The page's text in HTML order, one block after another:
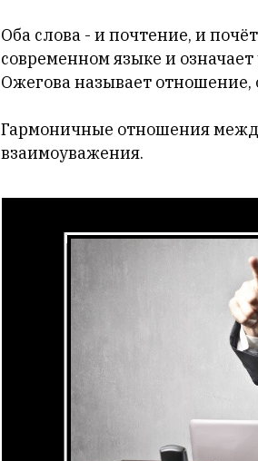
Оба слова - и почтение, и
современном языке и
Ожегова называет отношение,
Гармоничные отношения
взаимоуважения.